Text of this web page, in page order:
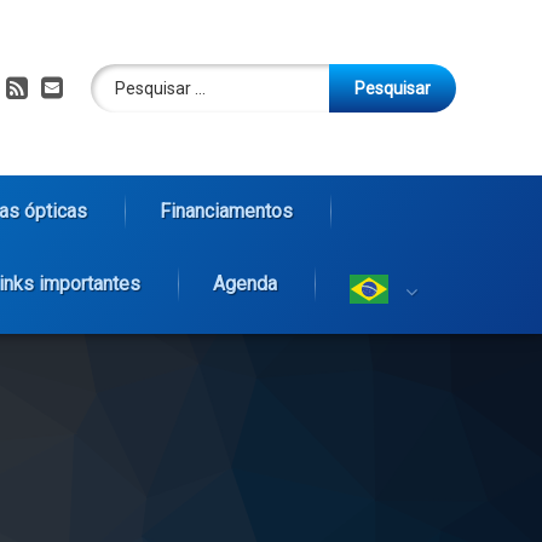
RSSE-mail
Pesquisar por:
ópticas Financiamentos
importantes Agenda